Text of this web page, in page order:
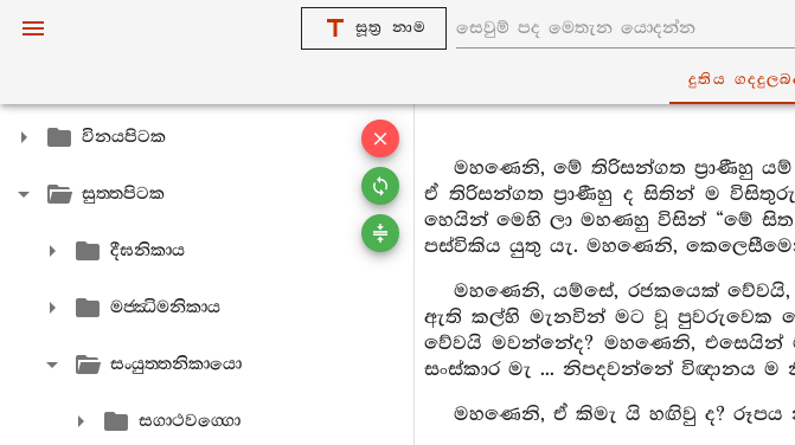
සූත්‍ර නාම
දුතිය
විනයපිටක
සුත‍්තපිටක
දීඝනිකාය
මජ‍්ඣිමනිකාය
සංයුත‍්තනිකායො
සගාථවග‍්ගො
මහණෙනි, මේ තිරිසන්ගත ප්‍රාණීහු
ඒ තිරිසන්ගත ප්‍රාණීහු ද සිතින් ම
හෙයින් මෙහි ලා මහණහු විසින් “මේ
පස්විකිය යුතු යැ. මහණෙනි,
මහණෙනි, යම්සේ, රජකයෙක්
ඇති කල්හි මැනවින් මට වූ පුවරුවෙක
වේවයි මවන්නේද? මහණෙනි, එසෙයින්
සංස්කාර මැ ... නිපදවන්නේ විඥානය ම
මහණෙනි, ඒ කිමැ යි හඟිවු ද? රූපය